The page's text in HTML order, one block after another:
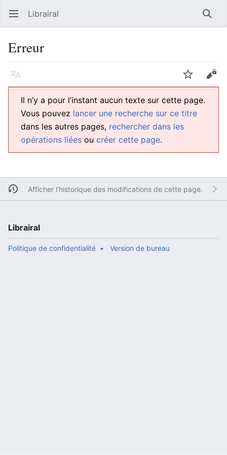
Ouvrir le menu principal Librairal
Erreur
Langue Suivre
Il n’y a pour l’instant aucun texte sur cette page.
Vous pouvez lancer une recherche sur ce titre
dans les autres pages, rechercher dans les
opérations liées ou créer cette page.
Afficher l’historique des modifications de cette page.
Librairal
Politique de confidentialité Version de bureau